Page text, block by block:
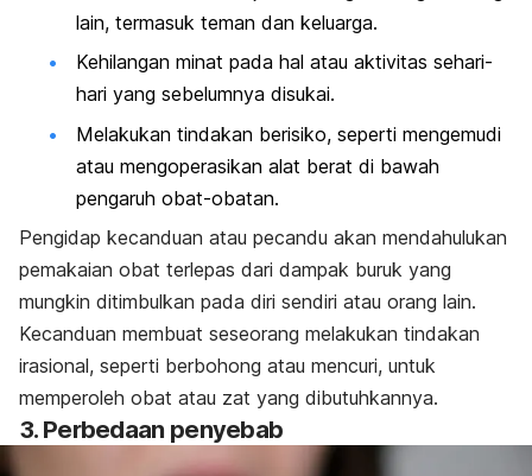
lain, termasuk teman dan keluarga.
Kehilangan minat pada hal atau aktivitas sehari-
hari yang sebelumnya disukai.
Melakukan tindakan berisiko, seperti mengemudi
atau mengoperasikan alat berat di bawah
pengaruh obat-obatan.
Pengidap kecanduan atau pecandu akan mendahulukan
pemakaian obat terlepas dari dampak buruk yang
mungkin ditimbulkan pada diri sendiri atau orang lain.
Kecanduan membuat seseorang melakukan tindakan
irasional, seperti berbohong atau mencuri, untuk
memperoleh obat atau zat yang dibutuhkannya.
3. Perbedaan penyebab